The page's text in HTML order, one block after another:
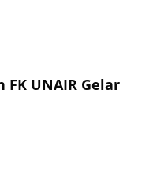
FK UNAIR Gelar